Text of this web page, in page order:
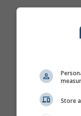
Store